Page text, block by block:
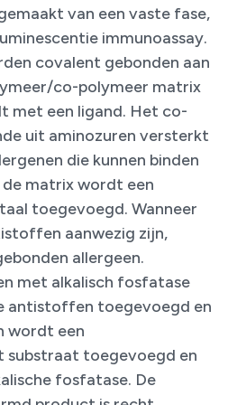
van een vaste fase,
immunoassay.
covalent gebonden aan
co-polymeer matrix
met een ligand. Het co-
uit aminozuren versterkt
die kunnen binden
matrix wordt een
toegevoegd. Wanneer
aanwezig zijn,
allergeen.
met alkalisch fosfatase
antistoffen toegevoegd en
wordt een
substraat toegevoegd en
fosfatase. De